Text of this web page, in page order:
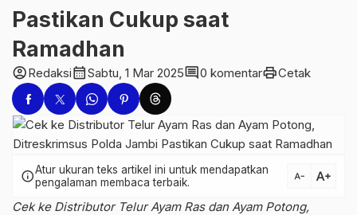
Pastikan Cukup saat
Ramadhan
account_circleRedaksicalendar_monthSabtu, 1 Mar 2025comment0 komentarprintCetak
infoAtur ukuran teks artikel ini untuk mendapatkan
pengalaman membaca terbaik.
text_decrease text_increase
Cek ke Distributor Telur Ayam Ras dan Ayam Potong,